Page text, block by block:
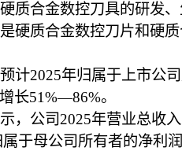
合金数控刀具的研发、
硬质合金数控刀片和硬
2025年归属于上市公
长51%—86%。
公司2025年营业总收入
于母公司所有者的净利